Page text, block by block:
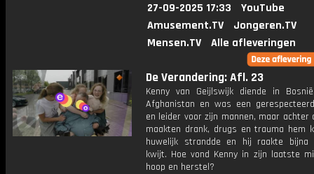
27-09-2025 17:33
YouTube
Amusement.TV
Jongeren.TV
Mensen.TV
Alle afleveringen
De Verandering: Afl. 23
Kenny van Geijlswijk diende in
Afghanistan en was een
en leider voor zijn mannen, maar achter
maakten drank, drugs en trauma hem
huwelijk strandde en hij raakte bijna
kwijt. Hoe vond Kenny in zijn laatste
hoop en herstel?